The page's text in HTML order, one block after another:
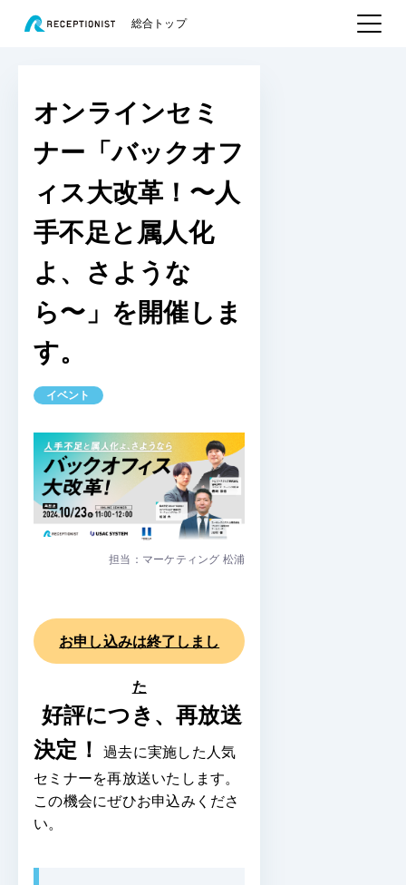
総合トップ
オンラインセミ
ナー「バックオフ
ィス大改革！〜人
手不足と属人化
よ、さような
ら〜」を開催しま
す。
イベント
担当：マーケティング 松浦
お申し込みは終了しまし
た
好評につき、再放送
決定！
過去に実施した人気
セミナーを再放送いたします。
この機会にぜひお申込みくださ
い。